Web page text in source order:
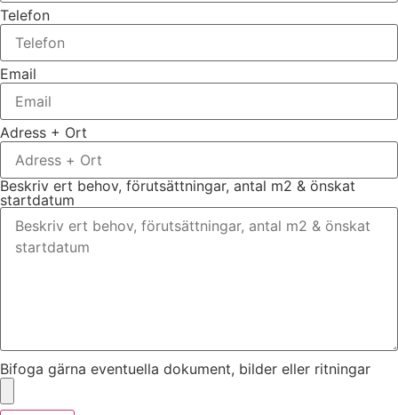
Telefon
Email
Adress + Ort
Beskriv ert behov, förutsättningar, antal m2 & önskat
startdatum
Bifoga gärna eventuella dokument, bilder eller ritningar